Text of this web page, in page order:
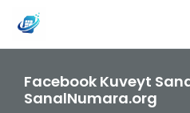
Facebook Kuveyt
SanalNumara.org